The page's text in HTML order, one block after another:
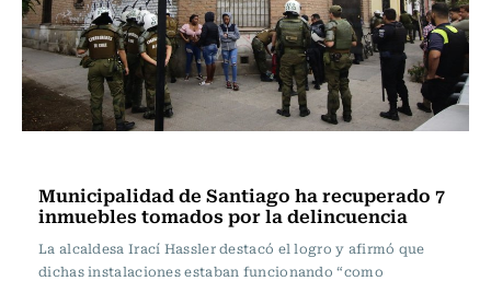
Municipalidad de Santiago ha recuperado 7
inmuebles tomados por la delincuencia
La alcaldesa Irací Hassler destacó el logro y afirmó que
dichas instalaciones estaban funcionando “como